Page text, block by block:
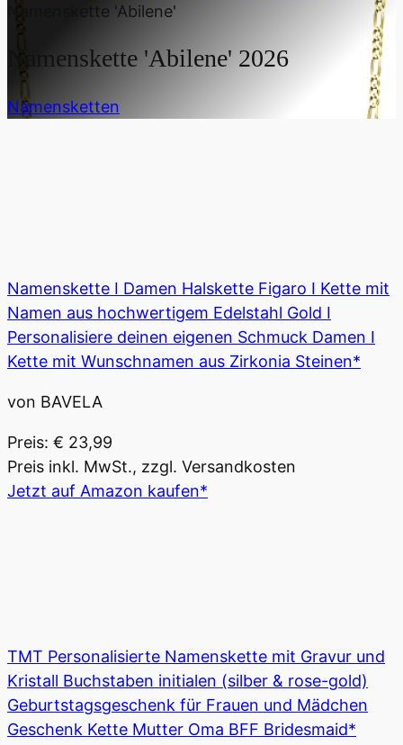
Namenskette 'Abilene'
Namenskette 'Abilene' 2026
Namensketten
Namenskette I Damen Halskette Figaro I Kette mit
Namen aus hochwertigem Edelstahl Gold I
Personalisiere deinen eigenen Schmuck Damen I
Kette mit Wunschnamen aus Zirkonia Steinen*
von BAVELA
Preis: € 23,99
Preis inkl. MwSt., zzgl. Versandkosten
Jetzt auf Amazon kaufen*
TMT Personalisierte Namenskette mit Gravur und
Kristall Buchstaben initialen (silber & rose-gold)
Geburtstagsgeschenk für Frauen und Mädchen
Geschenk Kette Mutter Oma BFF Bridesmaid*